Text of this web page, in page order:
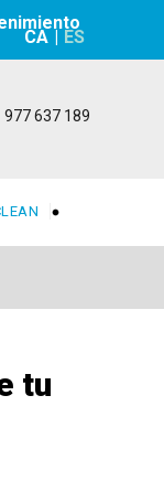
CA | ES
977 637 189
tu